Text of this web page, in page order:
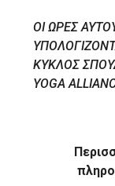
ΟΙ ΩΡΕΣ
ΚΥΚΛΟΣ
YOGA